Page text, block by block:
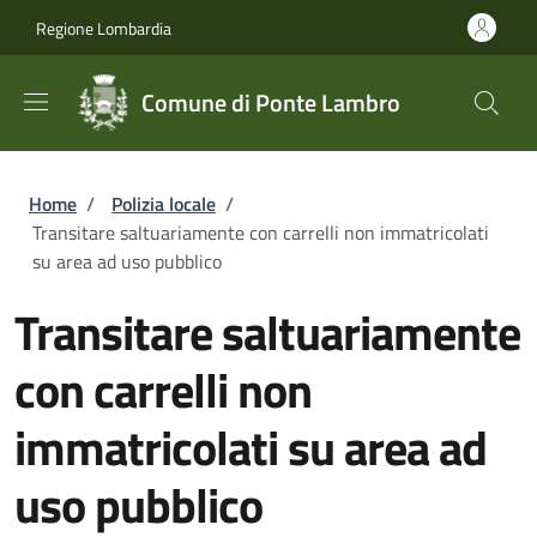
Regione Lombardia
Comune di Ponte Lambro
Briciole di pane
Home / Polizia locale /
Transitare saltuariamente con carrelli non immatricolati
su area ad uso pubblico
Transitare saltuariamente
con carrelli non
immatricolati su area ad
uso pubblico